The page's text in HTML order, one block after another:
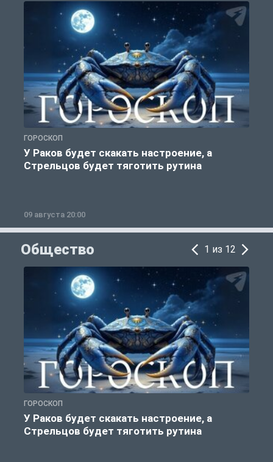
ГОРОСКОП
У Раков будет скакать настроение, а
Стрельцов будет тяготить рутина
09 августа 20:00
Общество 1 из 12
ГОРОСКОП
У Раков будет скакать настроение, а
Стрельцов будет тяготить рутина